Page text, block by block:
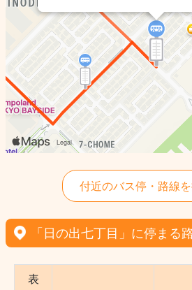
付近のバス停・路線
「日の出七丁目」に停まる
表